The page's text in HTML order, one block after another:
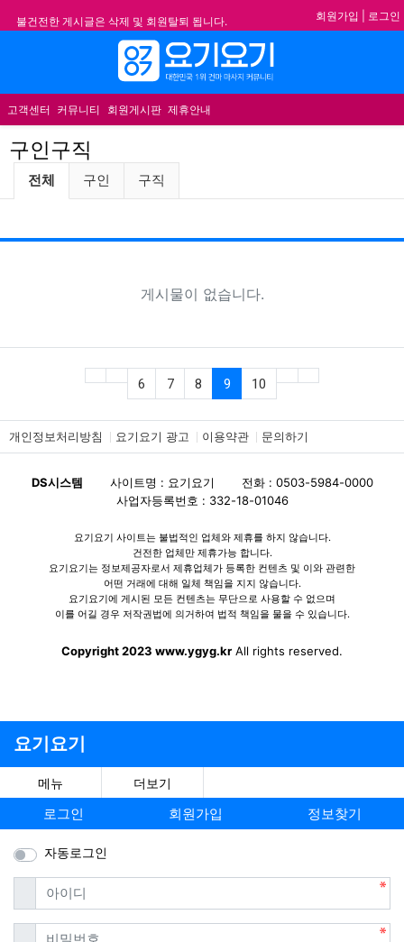
불건전한 게시글은 삭제 및 회원탈퇴 됩니다.
합법적이고 건전한 업체와 광고를 제휴합니다.
★요기요기 설 연휴 휴무 안내★
★ 요기요기 업체회원 안내사항 ★
회원가입 로그인
고객센터 커뮤니티 회원게시판 제휴안내
구인구직
구인구직 분류 목록
전체 구인 구직
게시물이 없습니다.
6 7 8 9(current)
10
개인정보처리방침 요기요기 광고 이용약관 문의하기
DS시스템 사이트명 : 요기요기
전화 : 0503-5984-0000
사업자등록번호 : 332-18-01046
요기요기 사이트는 불법적인 업체와 제휴를 하지 않습니다.
건전한 업체만 제휴가능 합니다.
요기요기는 정보제공자로서 제휴업체가 등록한 컨텐츠 및 이와 관련한
어떤 거래에 대해 일체 책임을 지지 않습니다.
요기요기에 게시된 모든 컨텐츠는 무단으로 사용할 수 없으며
이를 어길 경우 저작권법에 의거하여 법적 책임을 물을 수 있습니다.
Copyright 2023 www.ygyg.kr All rights reserved.
요기요기
메뉴 더보기
로그인 회원가입 정보찾기
자동로그인
아이디필수
비밀번호필수